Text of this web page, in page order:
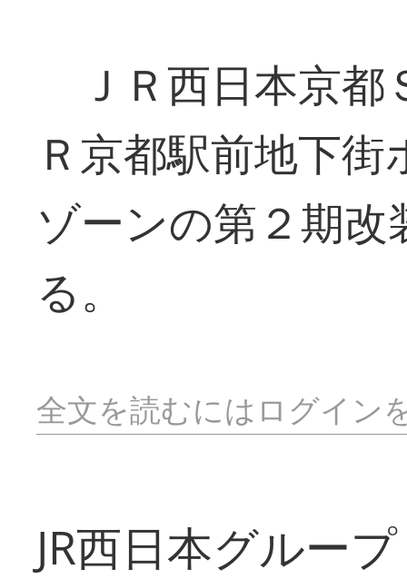
ＪＲ西日本京都
Ｒ京都駅前地下
ゾーンの第２期
る。
全文を読むにはログイン
JR西日本グループ